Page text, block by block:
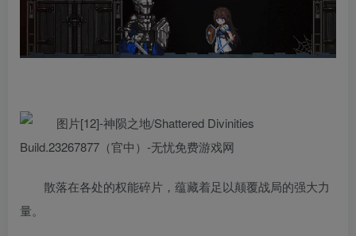
散落在各处的权能碎片，蕴藏着足以颠覆战局的强大力
量。